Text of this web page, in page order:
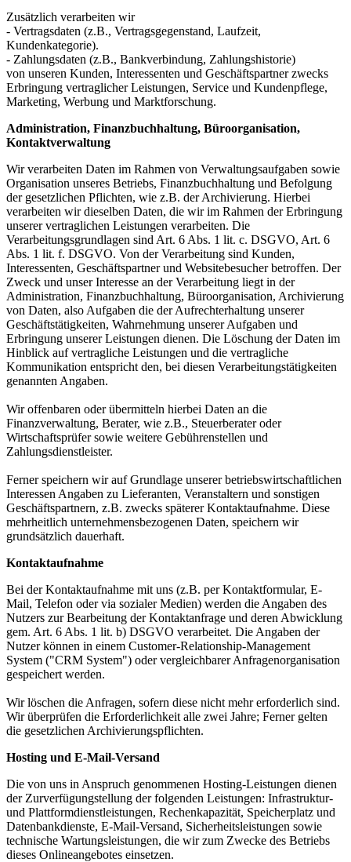
Zusätzlich verarbeiten wir
- Vertragsdaten (z.B., Vertragsgegenstand, Laufzeit,
Kundenkategorie).
- Zahlungsdaten (z.B., Bankverbindung, Zahlungshistorie)
von unseren Kunden, Interessenten und Geschäftspartner zwecks
Erbringung vertraglicher Leistungen, Service und Kundenpflege,
Marketing, Werbung und Marktforschung.
Administration, Finanzbuchhaltung, Büroorganisation,
Kontaktverwaltung
Wir verarbeiten Daten im Rahmen von Verwaltungsaufgaben sowie
Organisation unseres Betriebs, Finanzbuchhaltung und Befolgung
der gesetzlichen Pflichten, wie z.B. der Archivierung. Hierbei
verarbeiten wir dieselben Daten, die wir im Rahmen der Erbringung
unserer vertraglichen Leistungen verarbeiten. Die
Verarbeitungsgrundlagen sind Art. 6 Abs. 1 lit. c. DSGVO, Art. 6
Abs. 1 lit. f. DSGVO. Von der Verarbeitung sind Kunden,
Interessenten, Geschäftspartner und Websitebesucher betroffen. Der
Zweck und unser Interesse an der Verarbeitung liegt in der
Administration, Finanzbuchhaltung, Büroorganisation, Archivierung
von Daten, also Aufgaben die der Aufrechterhaltung unserer
Geschäftstätigkeiten, Wahrnehmung unserer Aufgaben und
Erbringung unserer Leistungen dienen. Die Löschung der Daten im
Hinblick auf vertragliche Leistungen und die vertragliche
Kommunikation entspricht den, bei diesen Verarbeitungstätigkeiten
genannten Angaben.
Wir offenbaren oder übermitteln hierbei Daten an die
Finanzverwaltung, Berater, wie z.B., Steuerberater oder
Wirtschaftsprüfer sowie weitere Gebührenstellen und
Zahlungsdienstleister.
Ferner speichern wir auf Grundlage unserer betriebswirtschaftlichen
Interessen Angaben zu Lieferanten, Veranstaltern und sonstigen
Geschäftspartnern, z.B. zwecks späterer Kontaktaufnahme. Diese
mehrheitlich unternehmensbezogenen Daten, speichern wir
grundsätzlich dauerhaft.
Kontaktaufnahme
Bei der Kontaktaufnahme mit uns (z.B. per Kontaktformular, E-
Mail, Telefon oder via sozialer Medien) werden die Angaben des
Nutzers zur Bearbeitung der Kontaktanfrage und deren Abwicklung
gem. Art. 6 Abs. 1 lit. b) DSGVO verarbeitet. Die Angaben der
Nutzer können in einem Customer-Relationship-Management
System ("CRM System") oder vergleichbarer Anfragenorganisation
gespeichert werden.
Wir löschen die Anfragen, sofern diese nicht mehr erforderlich sind.
Wir überprüfen die Erforderlichkeit alle zwei Jahre; Ferner gelten
die gesetzlichen Archivierungspflichten.
Hosting und E-Mail-Versand
Die von uns in Anspruch genommenen Hosting-Leistungen dienen
der Zurverfügungstellung der folgenden Leistungen: Infrastruktur-
und Plattformdienstleistungen, Rechenkapazität, Speicherplatz und
Datenbankdienste, E-Mail-Versand, Sicherheitsleistungen sowie
technische Wartungsleistungen, die wir zum Zwecke des Betriebs
dieses Onlineangebotes einsetzen.